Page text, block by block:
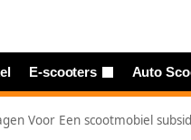
E-scooters Auto
Voor Een scootmobiel